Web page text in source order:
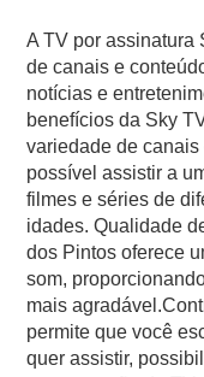
A TV por assinatura
de canais e
notícias e
benefícios da Sky
variedade de
possível assistir a
filmes e séries de
idades. Qualidade
dos Pintos oferece
som,
mais
permite que você
quer assistir,